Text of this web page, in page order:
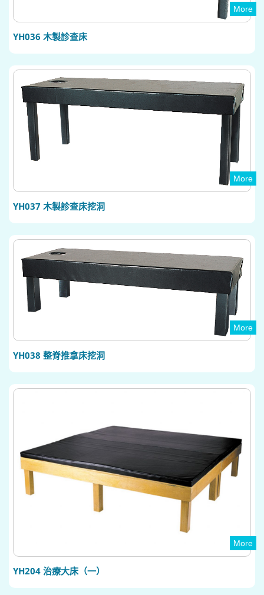
More
YH036 木製診查床
More
YH037 木製診查床挖洞
More
YH038 整脊推拿床挖洞
More
YH204 治療大床（一）